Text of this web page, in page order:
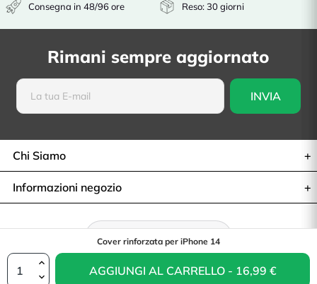
Cover rinforzata per iPhone 14
AGGIUNGI AL CARRELLO - 16,99 €
Consegna in 48/96 ore Reso: 30 giorni
Rimani sempre aggiornato
Chi Siamo
Informazioni negozio
Recesso dal contratto
© 2026— La Casa de Las Carcasas